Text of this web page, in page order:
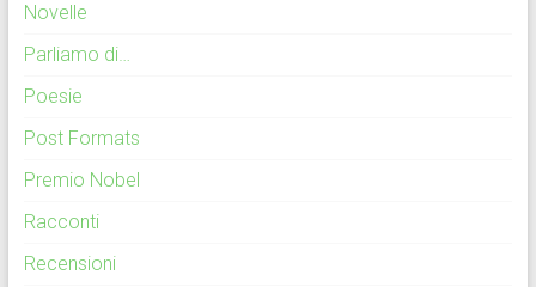
Novelle
Parliamo di…
Poesie
Post Formats
Premio Nobel
Racconti
Recensioni